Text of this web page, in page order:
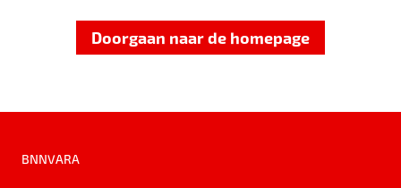
Doorgaan naar de homepage
BNNVARA